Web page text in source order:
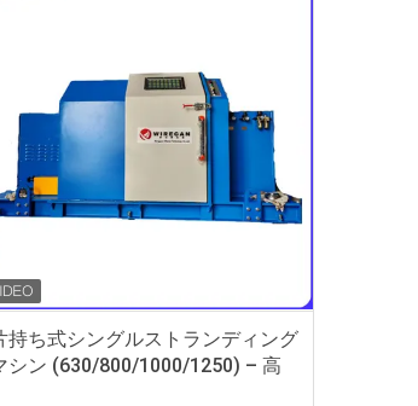
持ち式シングルストランディング
シン (630/800/1000/1250) – 高